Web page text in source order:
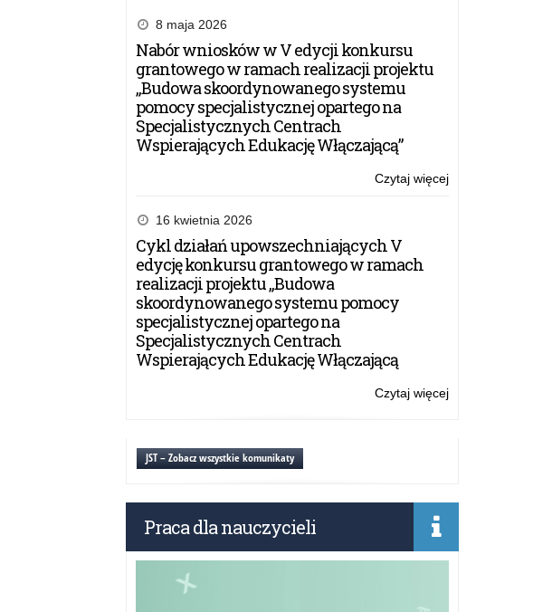
8 maja 2026
Nabór wniosków w V edycji konkursu
grantowego w ramach realizacji projektu
„Budowa skoordynowanego systemu
pomocy specjalistycznej opartego na
Specjalistycznych Centrach
Wspierających Edukację Włączającą”
Czytaj więcej
16 kwietnia 2026
Cykl działań upowszechniających V
edycję konkursu grantowego w ramach
realizacji projektu „Budowa
skoordynowanego systemu pomocy
specjalistycznej opartego na
Specjalistycznych Centrach
Wspierających Edukację Włączającą
Czytaj więcej
JST – Zobacz wszystkie komunikaty
Praca dla nauczycieli